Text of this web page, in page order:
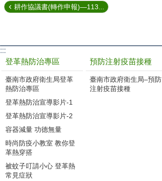
耕作協議書(轉作申報)—113...
:::
登革熱防治專區
臺南市政府衛生局登革
熱防治專區
登革熱防治宣導影片-1
登革熱防治宣導影片-2
容器減量 功德無量
時尚防疫小教室 教你登
革熱穿搭
被蚊子叮請小心 登革熱
常見症狀
預防注射疫苗接種
臺南市政府衛生局–預防
注射疫苗接種